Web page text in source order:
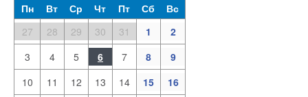
Пн
Вт Ср Чт Пт Сб
Вс
27
28 29 30 31 1
2
3
4 5 6 7 8
9
10
11 12 13 14 15 16